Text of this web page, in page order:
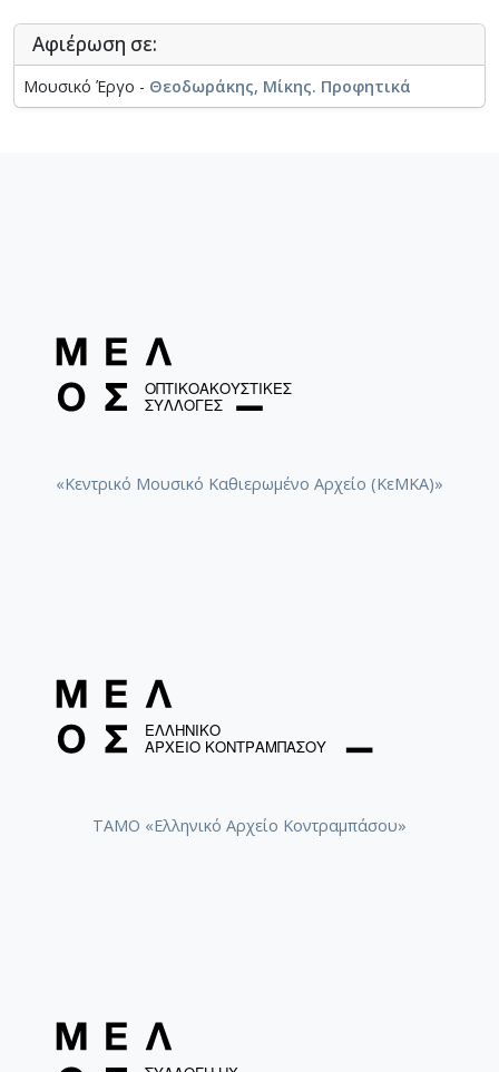
Αφιέρωση σε:
Μουσικό Έργο - Θεοδωράκης, Μίκης. Προφητικά
«Κεντρικό Μουσικό Καθιερωμένο Αρχείο (ΚεΜΚΑ)»
ΤΑΜΟ «Ελληνικό Αρχείο Κοντραμπάσου»